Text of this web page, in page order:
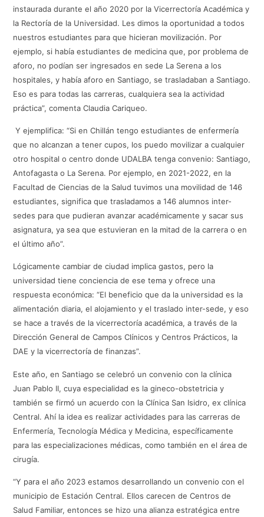
instaurada durante el año 2020 por la Vicerrectoría Académica y
la Rectoría de la Universidad. Les dimos la oportunidad a todos
nuestros estudiantes para que hicieran movilización. Por
ejemplo, si había estudiantes de medicina que, por problema de
aforo, no podían ser ingresados en sede La Serena a los
hospitales, y había aforo en Santiago, se trasladaban a Santiago.
Eso es para todas las carreras, cualquiera sea la actividad
práctica”, comenta Claudia Cariqueo.
Y ejemplifica: “Si en Chillán tengo estudiantes de enfermería
que no alcanzan a tener cupos, los puedo movilizar a cualquier
otro hospital o centro donde UDALBA tenga convenio: Santiago,
Antofagasta o La Serena. Por ejemplo, en 2021-2022, en la
Facultad de Ciencias de la Salud tuvimos una movilidad de 146
estudiantes, significa que trasladamos a 146 alumnos inter-
sedes para que pudieran avanzar académicamente y sacar sus
asignatura, ya sea que estuvieran en la mitad de la carrera o en
el último año”.
Lógicamente cambiar de ciudad implica gastos, pero la
universidad tiene conciencia de ese tema y ofrece una
respuesta económica: “El beneficio que da la universidad es la
alimentación diaria, el alojamiento y el traslado inter-sede, y eso
se hace a través de la vicerrectoría académica, a través de la
Dirección General de Campos Clínicos y Centros Prácticos, la
DAE y la vicerrectoría de finanzas”.
Este año, en Santiago se celebró un convenio con la clínica
Juan Pablo II, cuya especialidad es la gineco-obstetricia y
también se firmó un acuerdo con la Clínica San Isidro, ex clínica
Central. Ahí la idea es realizar actividades para las carreras de
Enfermería, Tecnología Médica y Medicina, específicamente
para las especializaciones médicas, como también en el área de
cirugía.
“Y para el año 2023 estamos desarrollando un convenio con el
municipio de Estación Central. Ellos carecen de Centros de
Salud Familiar, entonces se hizo una alianza estratégica entre